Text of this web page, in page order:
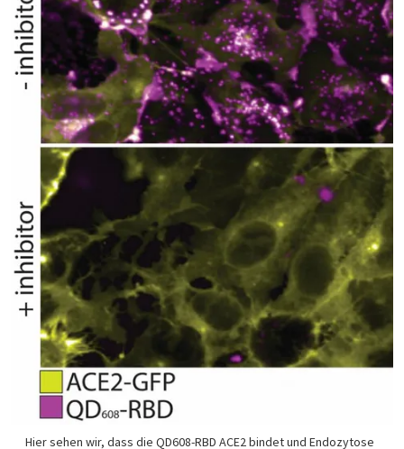
Hier sehen wir, dass die QD608-RBD ACE2 bindet und Endozytose